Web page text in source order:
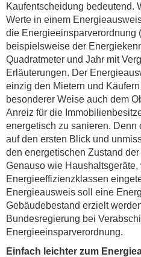
Kaufentscheidung bedeutend.
Werte in einem
die Energieeinsparverordnung
beispielsweise der
Quadratmeter und Jahr mit
Erläuterungen. Der
einzig den Mietern und
besonderer Weise auch dem
Anreiz für die
energetisch zu sanieren.
auf den ersten Blick und
den energetischen Zustand
Genauso wie
Energieeffizienzklassen
Energieausweis soll eine
Gebäudebestand erzielt
Bundesregierung bei
Energieeinsparverordnung.
Einfach leichter zum